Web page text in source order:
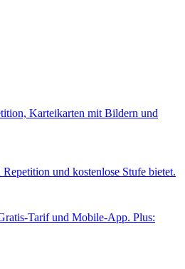
Karteikarten mit Bildern und
und kostenlose Stufe bietet.
Tarif und Mobile-App. Plus: